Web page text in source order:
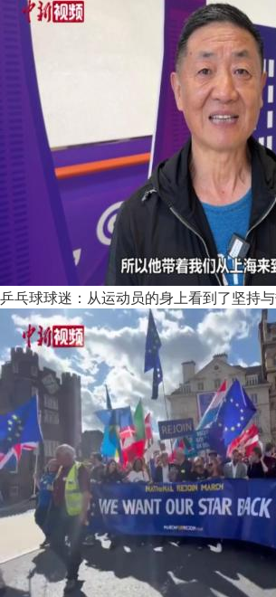
乒乓球球迷：从运动员的身上看到了坚持